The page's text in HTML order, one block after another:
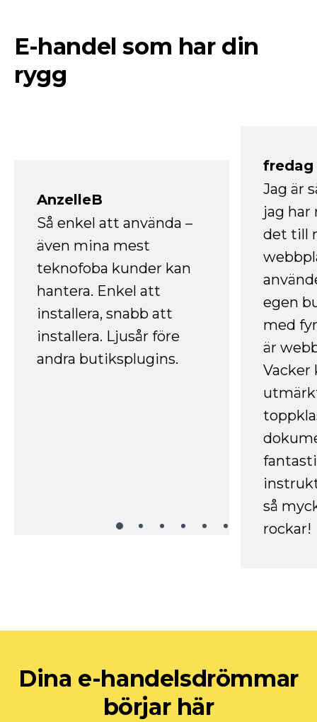
E-handel som har din
rygg
AnzelleB
Så enkel att använda –
även mina mest
teknofoba kunder kan
hantera. Enkel att
installera, snabb att
installera. Ljusår före
andra butiksplugins.
fredag
Jag är
jag
det till
egen
med
är
Vacker
så
rockar!
Dina e-handelsdrömmar
börjar här